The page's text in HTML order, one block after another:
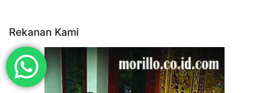
Rekanan Kami